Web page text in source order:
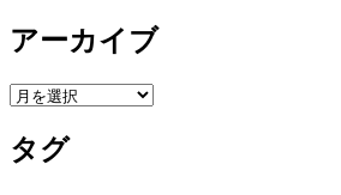
アーカイブ
ア
カ
イ
タグ